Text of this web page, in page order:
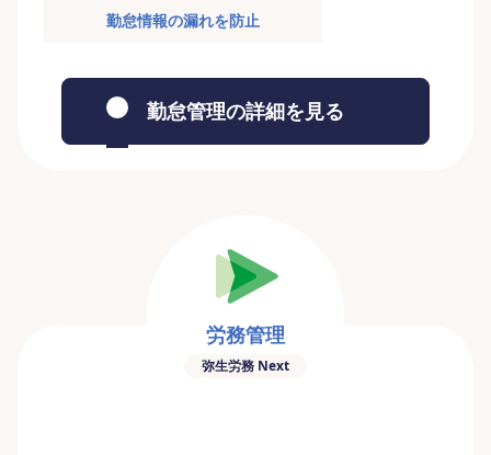
勤怠情報の漏れを防止
勤怠管理の詳細を見る
労務管理
弥生労務 Next